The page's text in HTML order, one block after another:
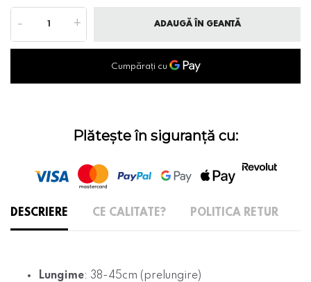
- + ADAUGĂ ÎN GEANTĂ
Plătește în siguranță cu:
DESCRIERE CE CALITATE? POLITICA RETUR
Lungime: 38-45cm (prelungire)